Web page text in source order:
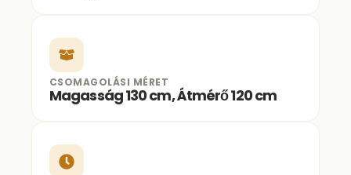
CSOMAGOLÁSI MÉRET
Magasság 130 cm, Átmérő 120 cm